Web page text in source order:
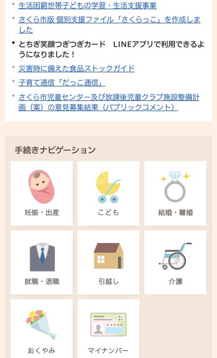
生活困窮世帯子どもの学習・生活支援事業
さくら市版 個別支援ファイル「さくらっこ」を作成しま
した
とちぎ笑顔つぎつぎカード LINEアプリで利用できるよ
うになりました！
災害時に備えた食品ストックガイド
子育て通信「だっこ通信」
さくら市児童センター及び放課後児童クラブ施設整備計
画（案）の意見募集結果（パブリックコメント）
手続きナビゲーション